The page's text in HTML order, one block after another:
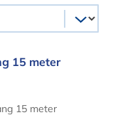
15 meter
15 meter